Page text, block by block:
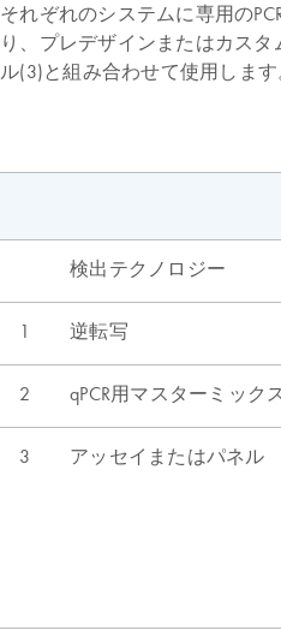
それぞれのシステムに専用の
り、プレデザインまたはカス
ル(3)と組み合わせて使用します